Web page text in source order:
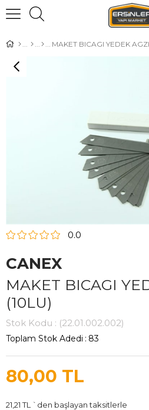
MAKET BICAGI YEDEK
0.0
CANEX
MAKET BICAGI
(10LU)
Stok Kodu (22.01.002.002)
Toplam Stok Adedi : 83
80,00 TL
21,21 TL `den başlayan taksitlerle